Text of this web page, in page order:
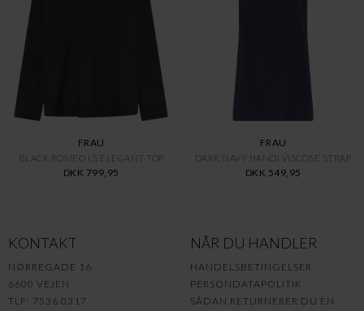
FRAU
BLACK ROMEO LS ELEGANT TOP
DKK 799,95
FRAU
DARK NAVY HANOI VISCOSE STRAP
DKK 549,95
KONTAKT
NØRREGADE 16
6600 VEJEN
TLF: 7536 0317
NÅR DU HANDLER
HANDELSBETINGELSER
PERSONDATAPOLITIK
SÅDAN RETURNERER DU EN